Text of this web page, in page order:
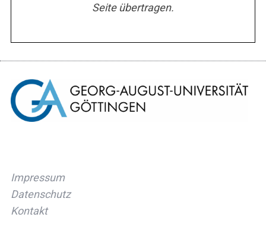
Seite übertragen.
Impressum
Datenschutz
Kontakt